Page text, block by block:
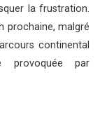
la frustration.
prochaine, malgré
continental
provoquée par